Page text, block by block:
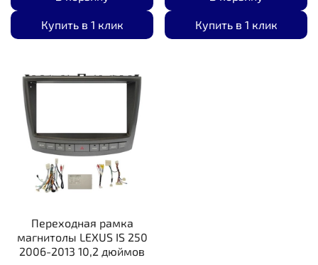
Купить в 1 клик Купить в 1 клик
Переходная рамка
магнитолы LEXUS IS 250
2006-2013 10,2 дюймов